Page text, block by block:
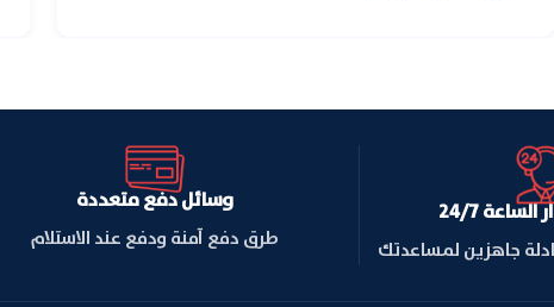
24/7
جاهزين لمساعدتك
وسائل دفع متعددة
طرق دفع آمنة ودفع عند الاستلام